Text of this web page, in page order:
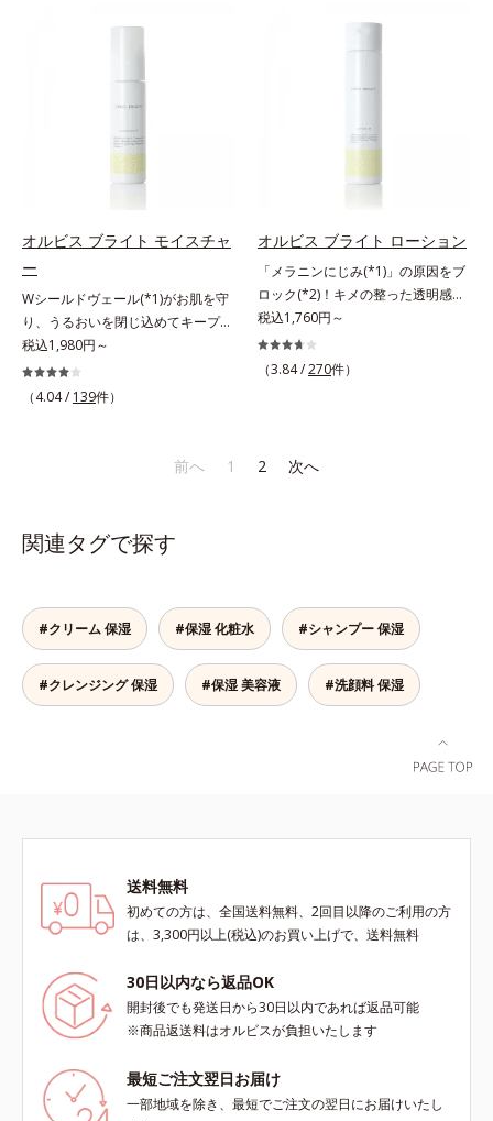
れのこと*3 デクスパンテノール
たハリツヤ肌へ導く保湿成分
W*4 2022年5月 Mintel社データベ
ース及び先行技術調査による当社調
「うるおいの質」に着目し、肌荒れ
(*3)」を国内唯一(*4)、高濃度で配
合。角層のバリア機能にアプローチ
して肌荒れを防ぎ、肌不調にゆらが
ない肌を叶えます。そして、独自研
究に基づいたアプローチ成分「MC
アクティベーター(*5)」。肌のうる
おいを引き出し・高めて、ハリ感あ
ふれる肌へと導きます。うるおいに
満ちたゆらがない肌をご体感いただ
くために設計された3ステップで、
いつも力強く美しくあり続けるあな
たを応援します。*1 肌にうるおい
スパンテノールW*4 2022年5月
ウエキス配合＝肌にうるおいを与
え、うるおいに満ちたハリツヤ肌へ
BEAUTY夏祭りは、こちら
にWでアプローチする、薬用ニキビ
肌をいたわりながらうるおいを与
きにくい肌を目指します。さらにビ
タミンC誘導体をはじめとした5種
の整肌成分(*1)から成る「ナノVCシ
技術によって、高い浸透力(*2)と安
定性を実現。毛穴の目立ちをしっか
りケア(*3)して、ゆらぎやすいニキ
ビ肌を、みずみずしい清潔な垢抜け
肌(*4)へと導きます。たっぷりの保
湿成分で低刺激。敏感肌の方にもお
ン酸、ユズセラミド、スフィンゴ糖
脂質*2 角層内*3 うるおいによりキ
おきないというわけではありませ
ん）※弱酸性
オルビス ブライト モイスチャ
ー
Wシールドヴェール(*1)がお肌を守
り、うるおいを閉じ込めてキープす
る美白(*2)保湿液。業界初(*3)知見
「メラニンの第三のルート」である
「横のひろがり」に着目して、全方
てしまった紫外線ダメージをきっか
という「点」だけでなく、透明感の
なさなどの「面」での透明感を阻害
ライト シリーズは「メラニンにじ
み」に着目して「高圧処理ビタミン
C(*8)」を採用。肌奥(*6)まで浸透
し、シミやソバカスの原因となるメ
持続性、2種の保湿成分も配合し、
透明感を包括的にサポート。全方位
ケアのアプローチによって、肌本来
の輝きを生かして澄み渡る、輝き透
明肌を叶えます。L＝さっぱりタイ
プ（脂性肌～普通肌）M＝しっとり
タイプ（普通肌～乾性肌）*1 γ－グ
ルタミン酸ポリペプチド、２－メタ
コリン・メタクリル酸ブチル共重合
体液*2 メラニンの生成を抑え、シ
税込1,980円～
（4.04 / 139件）
オルビス ブライト ローション
「メラニンにじみ(*1)」の原因をブ
ロック(*2)！キメの整った透明感
(*3)のある肌印象へ導く美白(*2)化
粧水。業界初(*4)知見「メラニンの
第三のルート」である「横のひろが
ダメージをきっかけに、肌深く(*6)
では「メラニンにじみ(*1)」が発
ーズは「メラニンにじみ」に着目し
て「高圧処理ビタミンC(*7)」を採
用。肌奥(*6)まで浸透し、シミやソ
バカスの原因となるメラニンの生成
を食い止めます。またオルビス独自
によって、肌本来の輝きを生かして
澄み渡る、輝き透明肌を叶えます。
肌）M＝しっとりタイプ（普通肌～
乾性肌）*1 シミ・ソバカスが肌表
面にあらわれること*2 メラニンの
*3 うるおいにより透明感のある肌
*4 日本化粧品業界で初めてメラニ
税込1,760円～
（3.84 /270件）
前へ 1 2 次へ
関連タグで探す
#クリーム 保湿 #保湿 化粧水 #シャンプー 保湿
#クレンジング 保湿 #保湿 美容液 #洗顔料 保湿
送料無料
初めての方は、全国送料無料、2回目以降のご利用の方
は、3,300円以上(税込)のお買い上げで、送料無料
30日以内なら返品OK
開封後でも発送日から30日以内であれば返品可能
※商品返送料はオルビスが負担いたします
最短ご注文翌日お届け
一部地域を除き、最短でご注文の翌日にお届けいたし